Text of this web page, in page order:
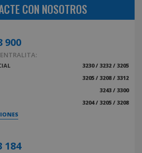
CON NOSOTROS
900
3230 / 3232 / 3205
3205 / 3208 / 3312
3243 / 3300
3204 / 3205 / 3208
184